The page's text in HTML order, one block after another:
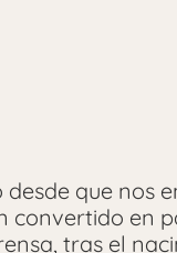
que nos
convertido en
tras el